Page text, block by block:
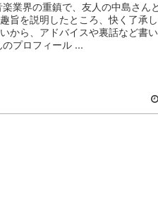
業界の重鎮で、友人の中島さん
旨を説明したところ、快く了承
から、アドバイスや裏話など書
プロフィール ...